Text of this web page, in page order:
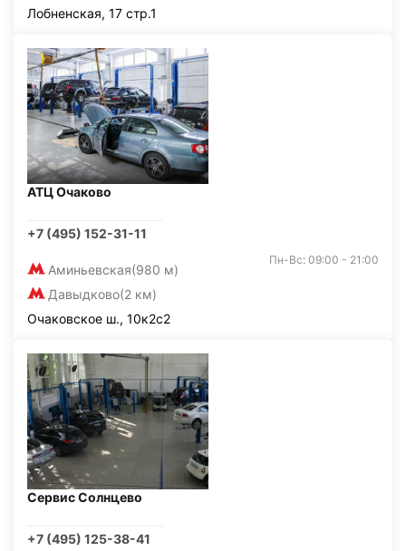
Лобненская, 17 стр.1
АТЦ Очаково
+7 (495) 152-31-11
Аминьевская(980 м)
Давыдково(2 км)
Пн-Вс: 09:00 - 21:00
Очаковское ш., 10к2с2
Сервис Солнцево
+7 (495) 125-38-41